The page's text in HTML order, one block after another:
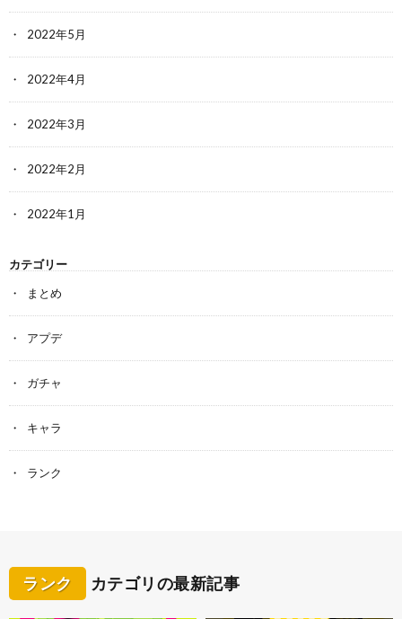
2022年5月
2022年4月
2022年3月
2022年2月
2022年1月
カテゴリー
まとめ
アプデ
ガチャ
キャラ
ランク
ランク カテゴリの最新記事